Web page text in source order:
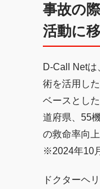
事故の
活動に
D-Call Net
術を活用し
ベースとし
道府県、55
の救命率向
※2024年10
ドクターヘ